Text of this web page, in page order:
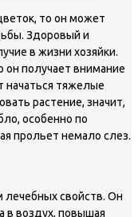
то он может
Здоровый и
в жизни хозяйки.
он получает внимание
начаться тяжелые
растение, значит,
особенно по
прольет немало слез.
свойств. Он
воздух, повышая